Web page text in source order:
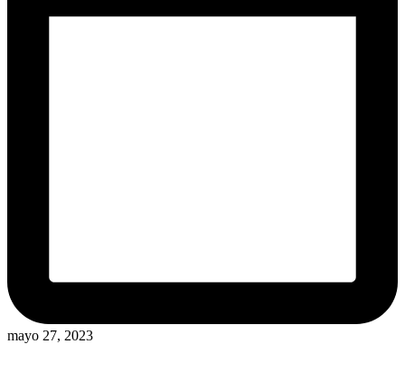
mayo 27, 2023